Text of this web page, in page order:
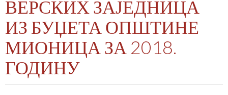
ВЕРСКИХ ЗАЈЕДНИЦА
ИЗ БУЏЕТА ОПШТИНЕ
МИОНИЦА ЗА 2018.
ГОДИНУ